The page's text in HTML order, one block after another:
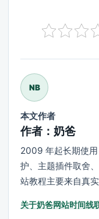
NB
本文作者
作者：奶爸
2009 年起长期使
护、主题插件取舍
站教程主要来自真
关于奶爸网站时间线